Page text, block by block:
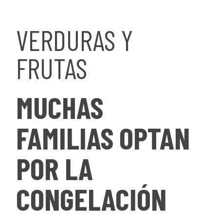
VERDURAS Y
FRUTAS
MUCHAS
FAMILIAS OPTAN
POR LA
CONGELACIÓN